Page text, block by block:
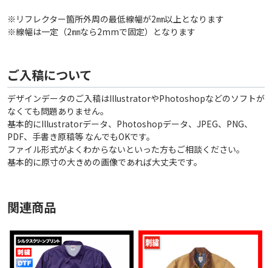
※リフレクター箇所外周の最低線幅が2㎜以上となります
※線幅は一定（2㎜なら2mmで固定）となります
ご入稿について
デザインデータのご入稿はIllustratorやPhotoshopなどのソフトが
なくても問題ありません。
基本的にIllustratorデータ、Photoshopデータ、JPEG、PNG、
PDF、手書き原稿等 なんでもOKです。
ファイル形式がよくわからないといった方もご相談ください。
基本的に原寸の大きめの画像であれば大丈夫です。
関連商品